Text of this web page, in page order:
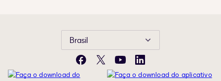
Brasil
Facebook
X YouTubeLinkedIn